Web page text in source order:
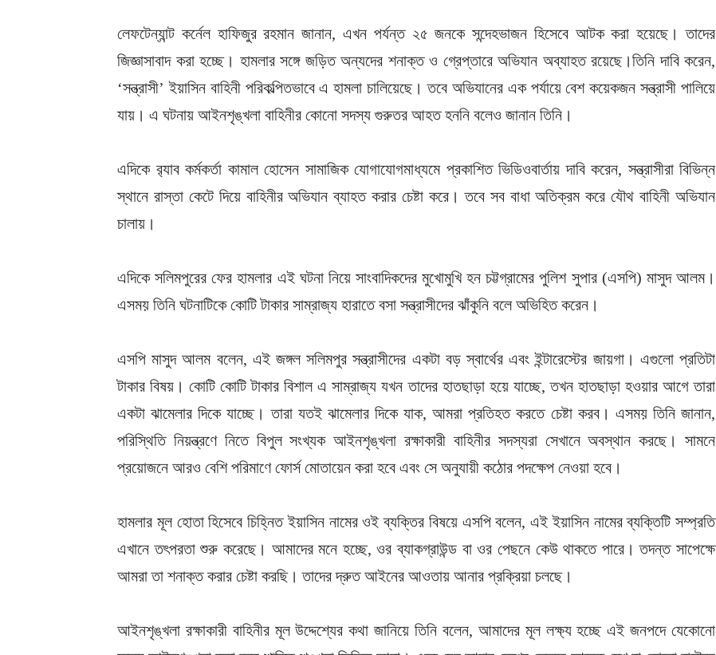
লেফটেন্যান্ট কর্নেল হাফিজুর রহমান জানান, এখন পর্যন্ত ২৫ জনকে সন্দেহভাজন হিসেবে আটক করা হয়েছে। তাদের
জিজ্ঞাসাবাদ করা হচ্ছে। হামলার সঙ্গে জড়িত অন্যদের শনাক্ত ও গ্রেপ্তারে অভিযান অব্যাহত রয়েছে।তিনি দাবি করেন,
‘সন্ত্রাসী’ ইয়াসিন বাহিনী পরিকল্পিতভাবে এ হামলা চালিয়েছে। তবে অভিযানের এক পর্যায়ে বেশ কয়েকজন সন্ত্রাসী পালিয়ে
যায়। এ ঘটনায় আইনশৃঙ্খলা বাহিনীর কোনো সদস্য গুরুতর আহত হননি বলেও জানান তিনি।
এদিকে র‌্যাব কর্মকর্তা কামাল হোসেন সামাজিক যোগাযোগমাধ্যমে প্রকাশিত ভিডিওবার্তায় দাবি করেন, সন্ত্রাসীরা বিভিন্ন
স্থানে রাস্তা কেটে দিয়ে বাহিনীর অভিযান ব্যাহত করার চেষ্টা করে। তবে সব বাধা অতিক্রম করে যৌথ বাহিনী অভিযান
চালায়।
এদিকে সলিমপুরের ফের হামলার এই ঘটনা নিয়ে সাংবাদিকদের মুখোমুখি হন চট্টগ্রামের পুলিশ সুপার (এসপি) মাসুদ আলম।
এসময় তিনি ঘটনাটিকে কোটি টাকার সাম্রাজ্য হারাতে বসা সন্ত্রাসীদের ঝাঁকুনি বলে অভিহিত করেন।
এসপি মাসুদ আলম বলেন, এই জঙ্গল সলিমপুর সন্ত্রাসীদের একটা বড় স্বার্থের এবং ইন্টারেস্টের জায়গা। এগুলো প্রতিটা
টাকার বিষয়। কোটি কোটি টাকার বিশাল এ সাম্রাজ্য যখন তাদের হাতছাড়া হয়ে যাচ্ছে, তখন হাতছাড়া হওয়ার আগে তারা
একটা ঝামেলার দিকে যাচ্ছে। তারা যতই ঝামেলার দিকে যাক, আমরা প্রতিহত করতে চেষ্টা করব। এসময় তিনি জানান,
পরিস্থিতি নিয়ন্ত্রণে নিতে বিপুল সংখ্যক আইনশৃঙ্খলা রক্ষাকারী বাহিনীর সদস্যরা সেখানে অবস্থান করছে। সামনে
প্রয়োজনে আরও বেশি পরিমাণে ফোর্স মোতায়েন করা হবে এবং সে অনুযায়ী কঠোর পদক্ষেপ নেওয়া হবে।
হামলার মূল হোতা হিসেবে চিহ্নিত ইয়াসিন নামের ওই ব্যক্তির বিষয়ে এসপি বলেন, এই ইয়াসিন নামের ব্যক্তিটি সম্প্রতি
এখানে তৎপরতা শুরু করেছে। আমাদের মনে হচ্ছে, ওর ব্যাকগ্রাউন্ড বা ওর পেছনে কেউ থাকতে পারে। তদন্ত সাপেক্ষে
আমরা তা শনাক্ত করার চেষ্টা করছি। তাদের দ্রুত আইনের আওতায় আনার প্রক্রিয়া চলছে।
আইনশৃঙ্খলা রক্ষাকারী বাহিনীর মূল উদ্দেশ্যের কথা জানিয়ে তিনি বলেন, আমাদের মূল লক্ষ্য হচ্ছে এই জনপদে যেকোনো